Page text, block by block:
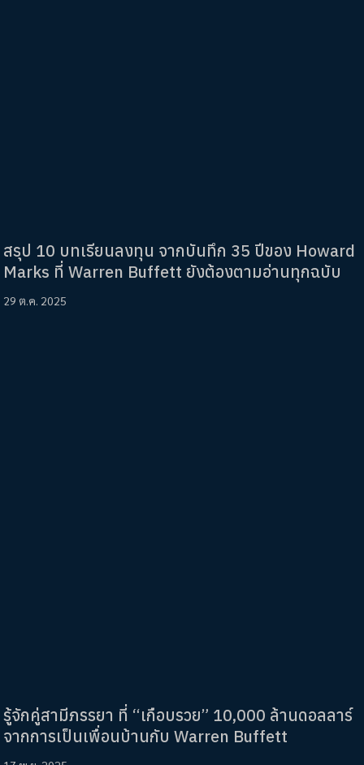
สรุป 10 บทเรียนลงทุน จากบันทึก 35 ปีของ Howard
Marks ที่ Warren Buffett ยังต้องตามอ่านทุกฉบับ
29 ต.ค. 2025
รู้จักคู่สามีภรรยา ที่ “เกือบรวย” 10,000 ล้านดอลลาร์
จากการเป็นเพื่อนบ้านกับ Warren Buffett